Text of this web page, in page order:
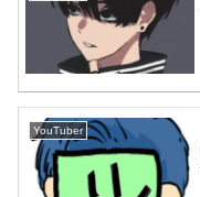
YouTuber